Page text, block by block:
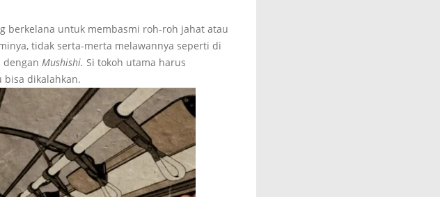
berkelana untuk membasmi roh-roh jahat atau
tidak serta-merta melawannya seperti di
Mushishi. Si tokoh utama harus
bisa dikalahkan.